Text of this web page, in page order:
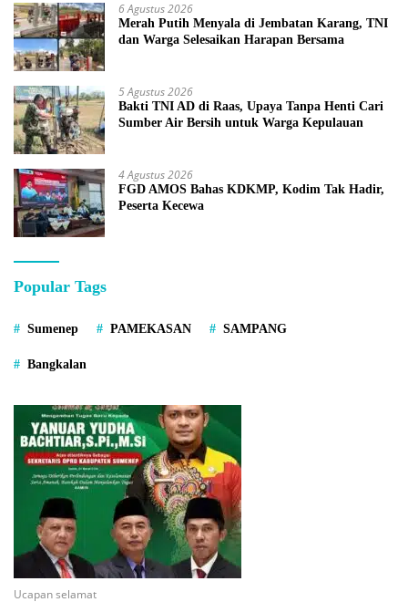
6 Agustus 2026
Merah Putih Menyala di Jembatan Karang, TNI
dan Warga Selesaikan Harapan Bersama
5 Agustus 2026
Bakti TNI AD di Raas, Upaya Tanpa Henti Cari
Sumber Air Bersih untuk Warga Kepulauan
4 Agustus 2026
FGD AMOS Bahas KDKMP, Kodim Tak Hadir,
Peserta Kecewa
Popular Tags
Sumenep PAMEKASAN SAMPANG
Bangkalan
Ucapan selamat